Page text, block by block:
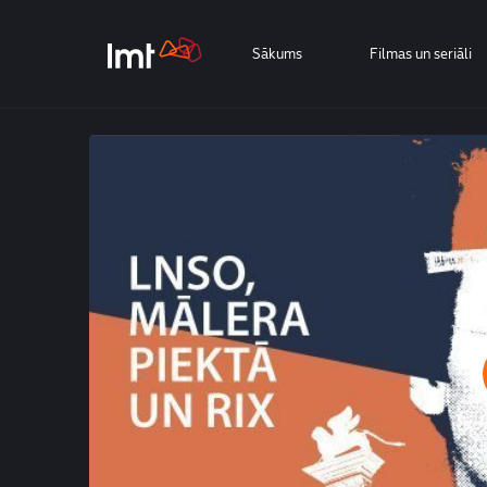
Sākums Filmas un seriāli